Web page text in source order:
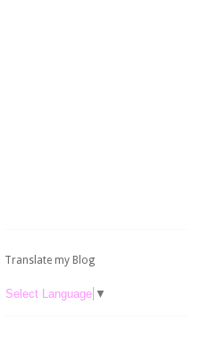
Translate my Blog
Select Language ▼